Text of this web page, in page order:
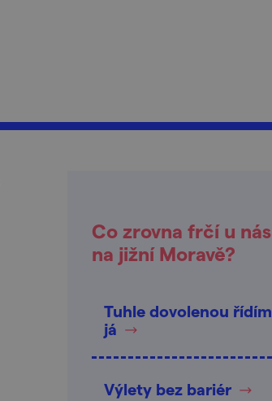
Co zrovna frčí u nás
na jižní Moravě?
Tuhle dovolenou řídím
já
Výlety bez bariér